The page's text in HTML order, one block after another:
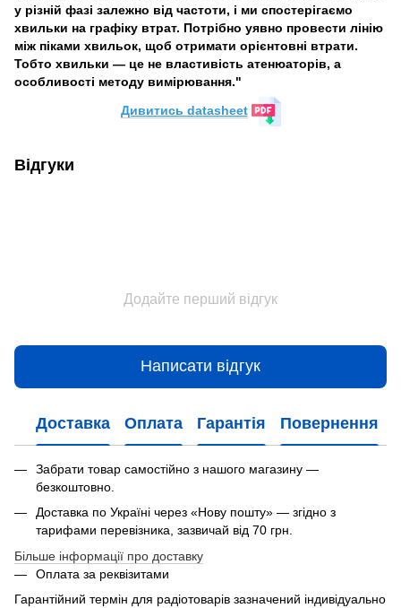
у різній фазі залежно від частоти, і ми спостерігаємо
хвильки на графіку втрат. Потрібно уявно провести лінію
між піками хвильок, щоб отримати орієнтовні втрати.
Тобто хвильки — це не властивість атенюаторів, а
особливості методу вимірювання."
Дивитись datasheet
Відгуки
Додайте перший відгук
Написати відгук
Доставка Оплата Гарантія Повернення
Забрати товар самостійно з нашого магазину —
безкоштовно.
Доставка по Україні через «Нову пошту» — згідно з
тарифами перевізника, зазвичай від 70 грн.
Більше інформації про доставку
Оплата за реквізитами
Гарантійний термін для радіотоварів зазначений індивідуально